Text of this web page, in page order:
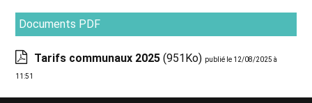
Documents PDF
Tarifs communaux 2025 (951Ko) publié le 12/08/2025 à
11:51